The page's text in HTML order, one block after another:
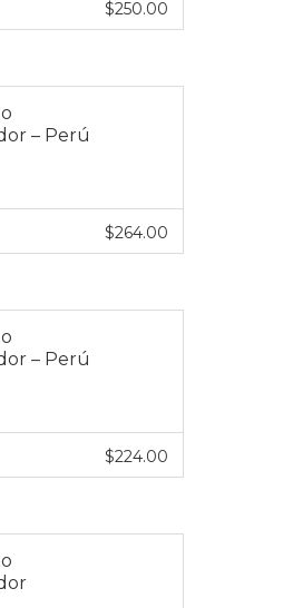
$250.00
– Perú
$264.00
– Perú
$224.00